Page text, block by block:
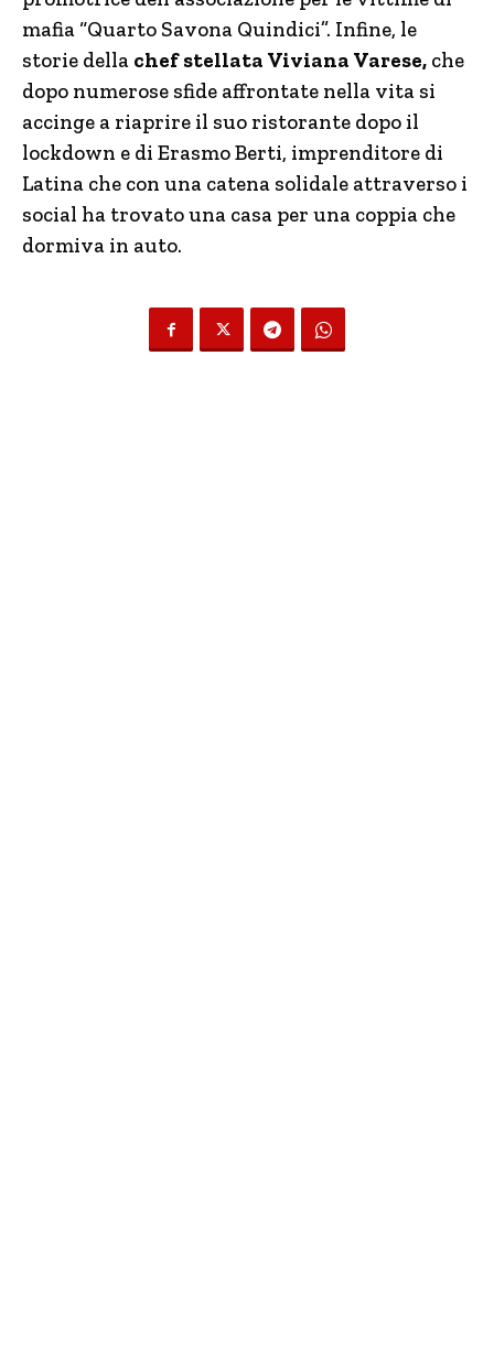
mafia “Quarto Savona Quindici”. Infine, le
storie della chef stellata Viviana Varese, che
dopo numerose sfide affrontate nella vita si
accinge a riaprire il suo ristorante dopo il
lockdown e di Erasmo Berti, imprenditore di
Latina che con una catena solidale attraverso i
social ha trovato una casa per una coppia che
dormiva in auto.